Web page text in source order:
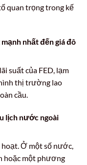
quan trọng trong kế
nhất đếngiá đô
suất của FED, lạm
thị trường lao
cầu.
lịch nước ngoài
hoạt. Ở một số nước,
hoặc một phương